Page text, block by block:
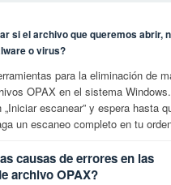
si el archivo que queremos abrir,
o virus?
para la eliminación de
OPAX en el sistema Windows.
escanear” y espera hasta
un escaneo completo en tu
causas de errores en las
archivo OPAX?